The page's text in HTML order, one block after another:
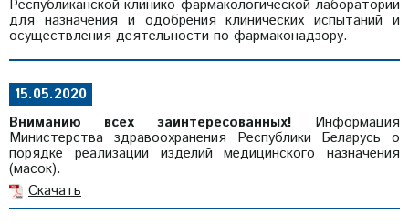
Республиканской клинико-фармакологической лаборатории
для назначения и одобрения клинических испытаний и
осуществления деятельности по фармаконадзору.
15.05.2020
Вниманию всех заинтересованных! Информация
Министерства здравоохранения Республики Беларусь о
порядке реализации изделий медицинского назначения
(масок).
Скачать